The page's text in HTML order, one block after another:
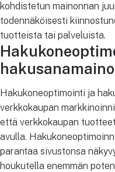
kohdistetun mainonnan
todennäköisesti
tuotteista tai palveluista.
Hakukoneoptimointi ja
verkkokaupan
että verkkokaupan
avulla.
parantaa sivustonsa
houkutella enemmän